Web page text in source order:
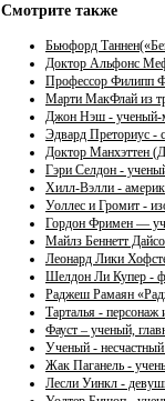
Смотрите также
Бьюфорд
Доктор Альфонс
Профессор Филипп
Марти МакФлай из
Джон Нэш - ученый-
Эдвард Преториус -
Доктор Манхэттен
Гэри Селдон -
Хилл-Вэлли -
Уоллес и Громит -
Гордон Фримен —
Майлз Беннетт
Леонард Лики
Шелдон Ли Купер -
Раджеш Рамаян
Тарталья - персонаж
Фауст – ученый,
Ученый -
Жак Паганель -
Лесли Уинкл -